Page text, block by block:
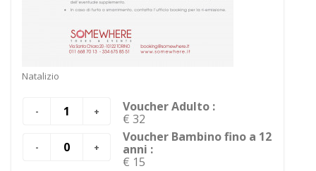
Natalizio
Voucher Adulto :
€ 32
Voucher Bambino fino a 12
anni :
€ 15